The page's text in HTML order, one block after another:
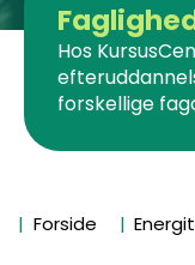
Hos
forskellige
Forside